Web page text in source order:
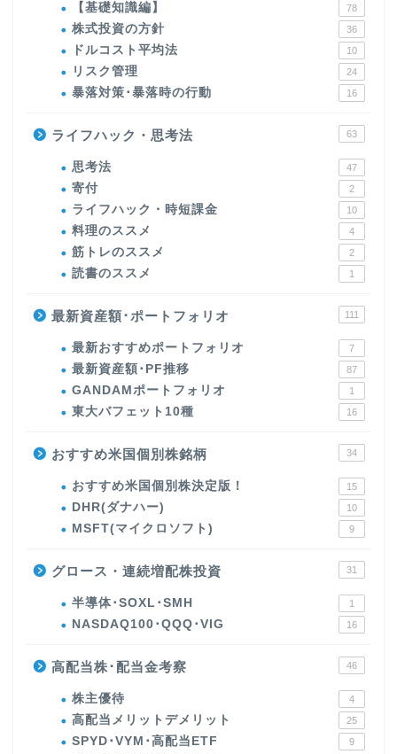
【基礎知識編】 78
株式投資の方針 36
ドルコスト平均法 10
リスク管理 24
暴落対策･暴落時の行動 16
ライフハック・思考法 63
思考法 47
寄付 2
ライフハック・時短課金 10
料理のススメ 4
筋トレのススメ 2
読書のススメ 1
最新資産額･ポートフォリオ 111
最新おすすめポートフォリオ 7
最新資産額･PF推移 87
GANDAMポートフォリオ 1
東大バフェット10種 16
おすすめ米国個別株銘柄 34
おすすめ米国個別株決定版！ 15
DHR(ダナハー) 10
MSFT(マイクロソフト) 9
グロース・連続増配株投資 31
半導体･SOXL･SMH 1
NASDAQ100･QQQ･VIG 16
高配当株･配当金考察 46
株主優待 4
高配当メリットデメリット 25
SPYD･VYM･高配当ETF 9